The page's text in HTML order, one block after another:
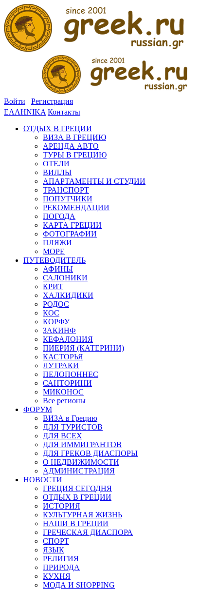
Войти
Регистрация
ΕΛΛΗΝΙΚΑ Контакты
ОТДЫХ В ГРЕЦИИ
ВИЗА В ГРЕЦИЮ
АРЕНДА АВТО
ТУРЫ В ГРЕЦИЮ
ОТЕЛИ
ВИЛЛЫ
АПАРТАМЕНТЫ И СТУДИИ
ТРАНСПОРТ
ПОПУТЧИКИ
РЕКОМЕНДАЦИИ
ПОГОДА
КАРТА ГРЕЦИИ
ФОТОГРАФИИ
ПЛЯЖИ
МОРЕ
ПУТЕВОДИТЕЛЬ
АФИНЫ
САЛОНИКИ
КРИТ
ХАЛКИДИКИ
РОДОС
КОС
КОРФУ
ЗАКИНФ
КЕФАЛОНИЯ
ПИЕРИЯ (КАТЕРИНИ)
КАСТОРЬЯ
ЛУТРАКИ
ПЕЛОПОННЕС
САНТОРИНИ
МИКОНОС
Все регионы
ФОРУМ
ВИЗА в Грецию
ДЛЯ ТУРИСТОВ
ДЛЯ ВСЕХ
ДЛЯ ИММИГРАНТОВ
ДЛЯ ГРЕКОВ ДИАСПОРЫ
О НЕДВИЖИМОСТИ
АДМИНИСТРАЦИЯ
НОВОСТИ
ГРЕЦИЯ СЕГОДНЯ
ОТДЫХ В ГРЕЦИИ
ИСТОРИЯ
КУЛЬТУРНАЯ ЖИЗНЬ
НАШИ В ГРЕЦИИ
ГРЕЧЕСКАЯ ДИАСПОРА
СПОРТ
ЯЗЫК
РЕЛИГИЯ
ПРИРОДА
КУХНЯ
МОДА И SHOPPING